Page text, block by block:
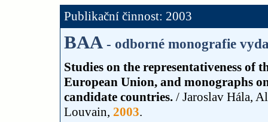
Publikační činnost: 2003
BAA - odborné monografie
Studies on the representativeness of
European Union, and monographs
candidate countries. / Jaroslav Hála,
Louvain, 2003.